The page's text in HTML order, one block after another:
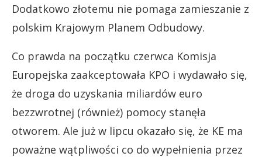
Dodatkowo złotemu nie pomaga zamieszanie z
polskim Krajowym Planem Odbudowy.
Co prawda na początku czerwca Komisja
Europejska zaakceptowała KPO i wydawało się,
że droga do uzyskania miliardów euro
bezzwrotnej (również) pomocy stanęła
otworem. Ale już w lipcu okazało się, że KE ma
poważne wątpliwości co do wypełnienia przez